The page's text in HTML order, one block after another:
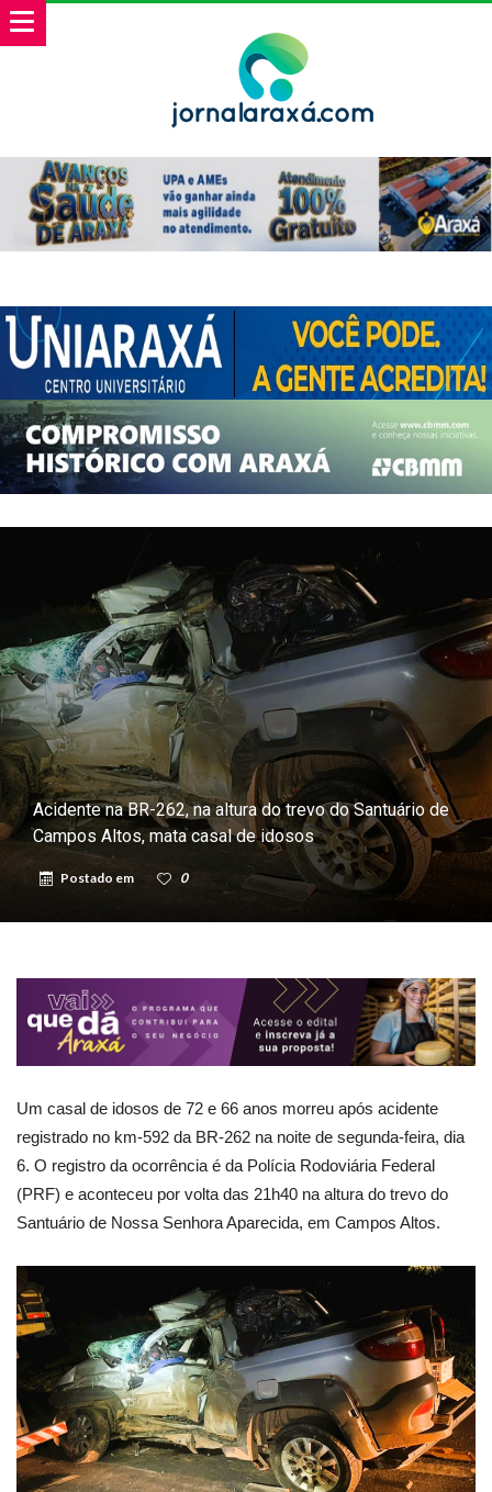
Acidente na BR-262, na altura do trevo do Santuário de
Campos Altos, mata casal de idosos
Postado em 0
Um casal de idosos de 72 e 66 anos morreu após acidente
registrado no km-592 da BR-262 na noite de segunda-feira, dia
6. O registro da ocorrência é da Polícia Rodoviária Federal
(PRF) e aconteceu por volta das 21h40 na altura do trevo do
Santuário de Nossa Senhora Aparecida, em Campos Altos.